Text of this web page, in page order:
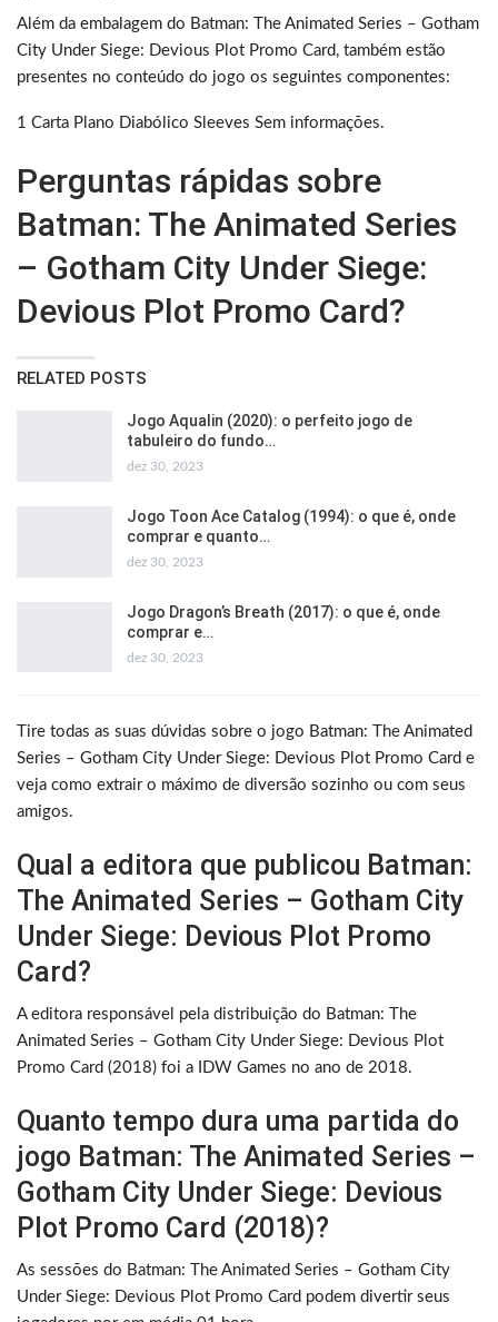
Além da embalagem do Batman: The Animated Series – Gotham
City Under Siege: Devious Plot Promo Card, também estão
presentes no conteúdo do jogo os seguintes componentes:
1 Carta Plano Diabólico Sleeves Sem informações.
Perguntas rápidas sobre
Batman: The Animated Series
– Gotham City Under Siege:
Devious Plot Promo Card?
RELATED POSTS
Jogo Aqualin (2020): o perfeito jogo de
tabuleiro do fundo…
dez 30, 2023
Jogo Toon Ace Catalog (1994): o que é, onde
comprar e quanto…
dez 30, 2023
Jogo Dragon’s Breath (2017): o que é, onde
comprar e…
dez 30, 2023
Tire todas as suas dúvidas sobre o jogo Batman: The Animated
Series – Gotham City Under Siege: Devious Plot Promo Card e
veja como extrair o máximo de diversão sozinho ou com seus
amigos.
Qual a editora que publicou Batman:
The Animated Series – Gotham City
Under Siege: Devious Plot Promo
Card?
A editora responsável pela distribuição do Batman: The
Animated Series – Gotham City Under Siege: Devious Plot
Promo Card (2018) foi a IDW Games no ano de 2018.
Quanto tempo dura uma partida do
jogo Batman: The Animated Series –
Gotham City Under Siege: Devious
Plot Promo Card (2018)?
As sessões do Batman: The Animated Series – Gotham City
Under Siege: Devious Plot Promo Card podem divertir seus